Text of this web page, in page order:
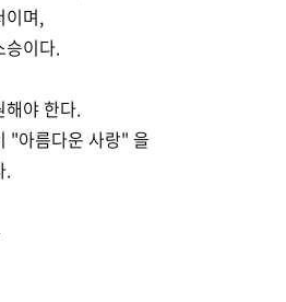
이며,
승이다.
야 한다.
"아름다운 사랑" 을
.